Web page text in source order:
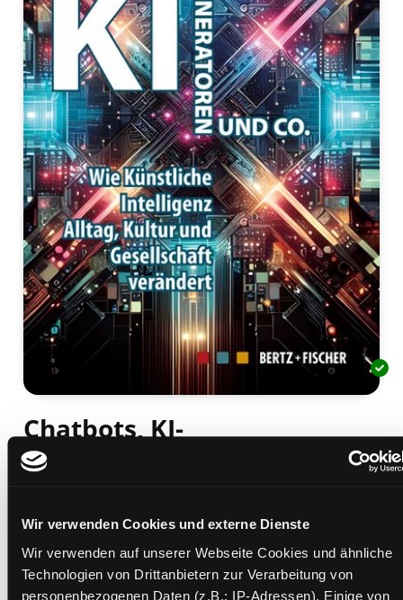
Wir verwenden Cookies und externe Dienste
Wir verwenden auf unserer Webseite Cookies und ähnliche
Technologien von Drittanbietern zur Verarbeitung von
personenbezogenen Daten (z.B.: IP-Adressen). Einige von
Chatbots, KI-
Bildgeneratoren und Co.
Gesellschaft verändert
Verfasser:Suche nach diesem Verfasser
Seeßlen, Georg (Verfasser)